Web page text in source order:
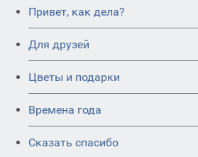
Привет, как дела?
Для друзей
Цветы и подарки
Времена года
Сказать спасибо